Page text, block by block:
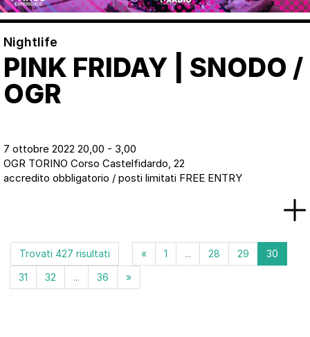
Nightlife
PINK FRIDAY | SNODO /
OGR
7 ottobre 2022 20,00 - 3,00
OGR TORINO Corso Castelfidardo, 22
accredito obbligatorio / posti limitati FREE ENTRY
Trovati 427 risultati « 1 ... 28 29
30
31
32 ... 36 »